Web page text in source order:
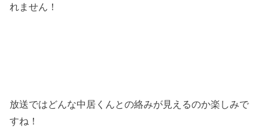
れません！
放送ではどんな中居くんとの絡みが見えるのか楽しみで
すね！